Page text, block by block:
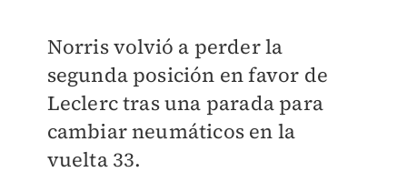
Norris volvió a perder la
segunda posición en favor de
Leclerc tras una parada para
cambiar neumáticos en la
vuelta 33.